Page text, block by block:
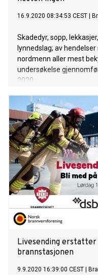
16.9.2020 08:34:53 CEST
Skadedyr, sopp,
lynnedslag; av
nordmenn aller mest
undersøkelse
2020.
Livesending erstatter
brannstasjonen
9.9.2020 16:39:00 CEST